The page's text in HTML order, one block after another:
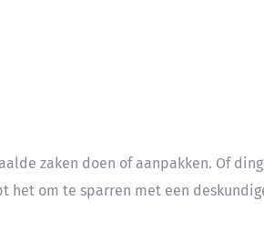
zaken doen of aanpakken. Of
het om te sparren met een